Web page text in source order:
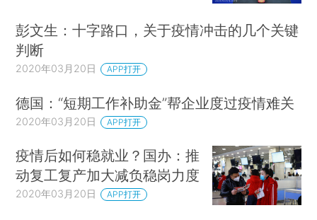
彭文生：十字路口，关于疫情冲击的几个关键
判断
2020年03月20日 APP打开
德国：“短期工作补助金”帮企业度过疫情难关
2020年03月20日 APP打开
疫情后如何稳就业？国办：推
动复工复产加大减负稳岗力度
2020年03月20日 APP打开